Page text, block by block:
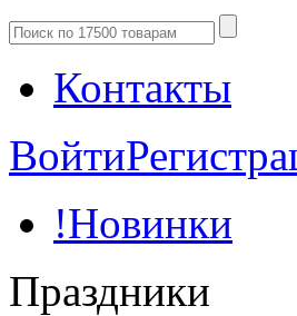
Контакты
Войти
!Новинки
Праздники